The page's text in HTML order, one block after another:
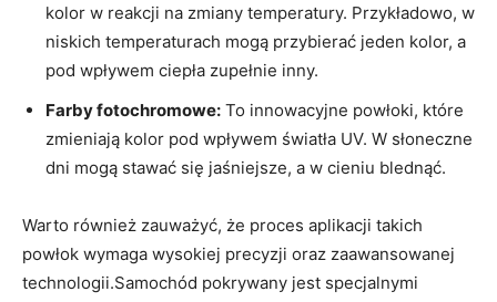
kolor w reakcji na zmiany temperatury. Przykładowo, w
niskich temperaturach mogą przybierać jeden kolor, a
pod wpływem ciepła zupełnie inny.
Farby fotochromowe: To innowacyjne powłoki, które
zmieniają kolor pod wpływem światła UV. W słoneczne
dni mogą stawać się jaśniejsze, a w cieniu blednąć.
Warto również zauważyć, że proces aplikacji takich
powłok wymaga wysokiej precyzji oraz zaawansowanej
technologii.Samochód pokrywany jest specjalnymi